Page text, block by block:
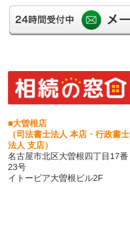
■大曽根店
（司法書士法人 本店・行政書士
法人 支店）
名古屋市北区大曽根四丁目17番
23号
イトーピア大曽根ビル2F